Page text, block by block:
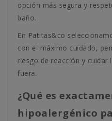
opción más segura y
baño.
En Patitas&co
con el máximo cuidado,
riesgo de reacción y cuidar
fuera.
¿Qué es
hipoalergénico